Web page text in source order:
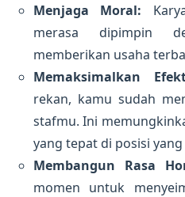
Menjaga Moral:
merasa dipimpin
memberikan usaha
Memaksimalkan
rekan, kamu sudah
stafmu. Ini
yang tepat di posisi
Membangun Rasa
momen untuk